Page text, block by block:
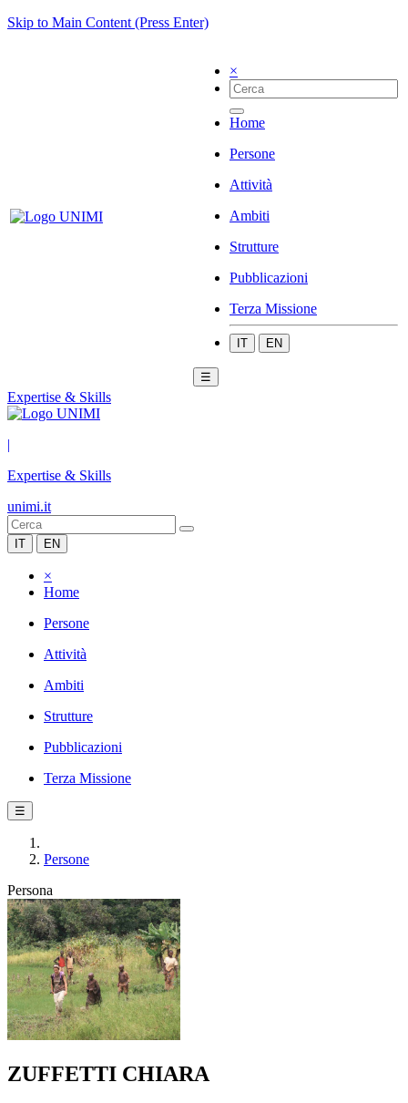
Skip to Main Content (Press Enter)
×
Home
Persone
Attività
Ambiti
Strutture
Pubblicazioni
Terza Missione
IT EN
☰
Expertise & Skills
|
Expertise & Skills
unimi.it
IT EN
×
Home
Persone
Attività
Ambiti
Strutture
Pubblicazioni
Terza Missione
☰
Persone
Persona
ZUFFETTI CHIARA